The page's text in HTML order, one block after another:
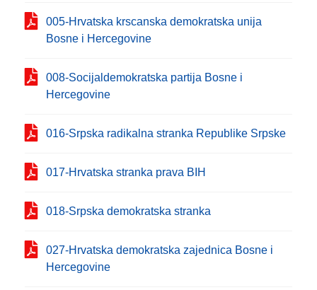
005-Hrvatska krscanska demokratska unija
Bosne i Hercegovine
008-Socijaldemokratska partija Bosne i
Hercegovine
016-Srpska radikalna stranka Republike Srpske
017-Hrvatska stranka prava BIH
018-Srpska demokratska stranka
027-Hrvatska demokratska zajednica Bosne i
Hercegovine